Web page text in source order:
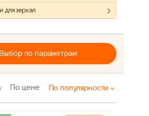
для зеркал
Выбор по параметрам
По цене По популярности